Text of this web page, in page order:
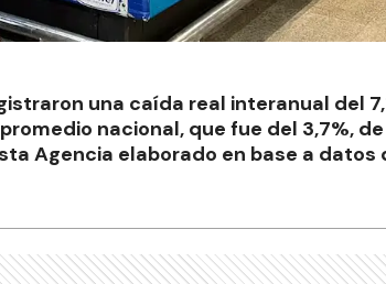
una caída real interanual del
nacional, que fue del 3,7%, de
Agencia elaborado en base a datos